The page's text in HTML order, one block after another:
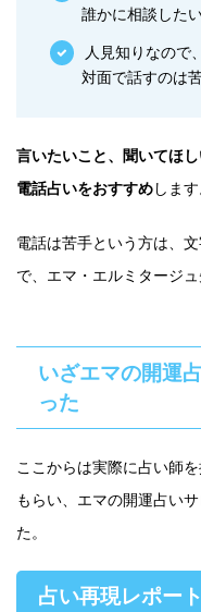
誰かに相談した
人見知りなので
対面で話すのは
言いたいこと、聞いてほ
電話占いをおすすめします
電話は苦手という方は、
で、エマ・エルミタージ
いざエマの開運
った
ここからは実際に占い師
もらい、エマの開運占い
た。
占い再現レポート